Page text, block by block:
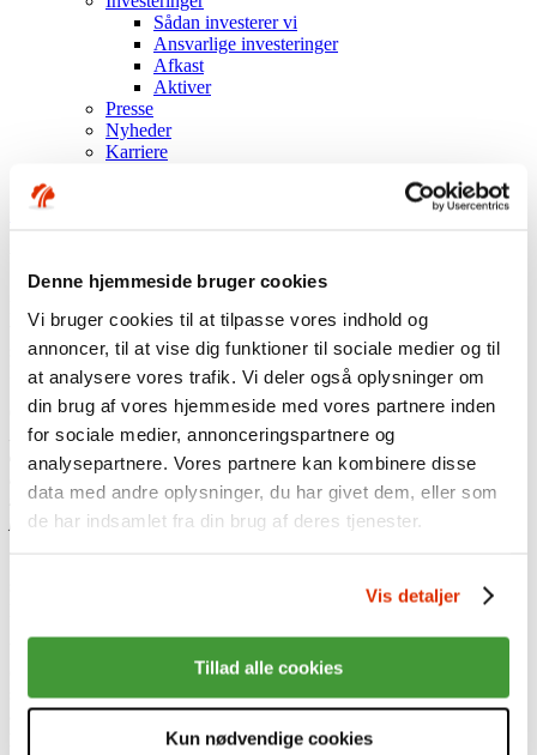
Denne hjemmeside bruger cookies
Vi bruger cookies til at tilpasse vores indhold og
annoncer, til at vise dig funktioner til sociale medier og til
at analysere vores trafik. Vi deler også oplysninger om
din brug af vores hjemmeside med vores partnere inden
for sociale medier, annonceringspartnere og
analysepartnere. Vores partnere kan kombinere disse
data med andre oplysninger, du har givet dem, eller som
de har indsamlet fra din brug af deres tjenester.
Vis detaljer
Tillad alle cookies
Kun nødvendige cookies
Sådan investerer vi
Ansvarlige investeringer
Afkast
Aktiver
Presse
Nyheder
Karriere
Log på Min side med MitID
var især begyndelsen af februar præget af uro og større udsving end
set længe. Læs hvordan investeringsdirektør i Industriens Pension,
Karsten Kjellerup Kjeldsen, vurderer den aktuelle uro.
01.03.18
I slutningen af januar og begyndelsen af februar faldt
aktiemarkederne pludselig markant efter flere år, hvor markedet
bare er steget og steget. De seneste tre uger har aktierne dog rettet
sig delvist op igen, men hvad betyder uroen for medlemmernes
pensionsopsparing?
synes, at man kan tage det roligt, selv om der i perioder kommer uro
også meget stabile aktiemarkeder. Nu har der den seneste tid været
større udsving på markederne, end der har været længe, og
aktiemarkerne faldt betydeligt i begyndelsen af februar. I samme
periode er renterne også steget, og den kombination kan desværre